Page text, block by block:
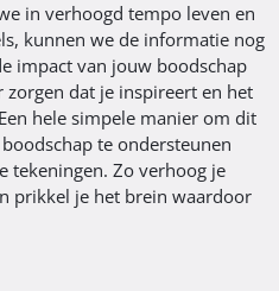
in verhoogd tempo leven en
kunnen we de informatie nog
impact van jouw boodschap
dat je inspireert en het
hele simpele manier om dit
te ondersteunen
tekeningen. Zo verhoog je
prikkel je het brein waardoor